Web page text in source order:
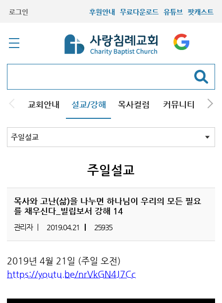
로그인 후원안내 무료다운로드 유튜브 팟캐스트
교회안내 설교/강해 목사컬럼 커뮤니티 기
주일설교
주일설교
목사와 고난(삶)을 나누면 하나님이 우리의 모든 필요
를 채우신다_빌립보서 강해 14
관리자 2019.04.21 25935
2019년 4월 21일 (주일 오전)
https://youtu.be/nrVkGN4J7Cc